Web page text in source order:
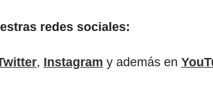
redes sociales:
, Instagram y además en